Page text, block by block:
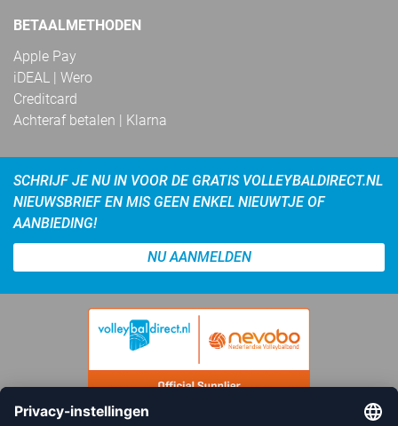
BETAALMETHODEN
Apple Pay
iDEAL | Wero
Creditcard
Achteraf betalen | Klarna
SCHRIJF JE NU IN VOOR DE GRATIS VOLLEYBALDIRECT.NL
NIEUWSBRIEF EN MIS GEEN ENKEL NIEUWTJE OF
AANBIEDING!
NU AANMELDEN